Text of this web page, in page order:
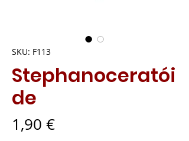
SKU: F113
Stephanoceratói
de
1,90 €Preço